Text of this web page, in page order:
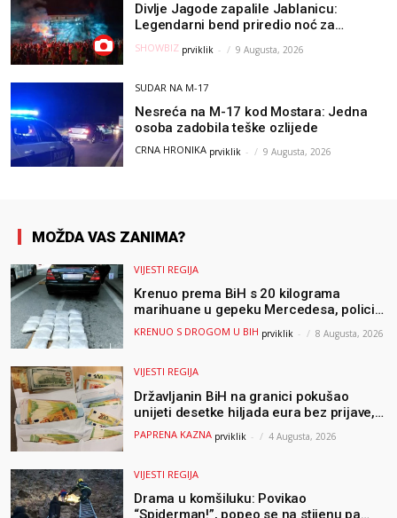
Divlje Jagode zapalile Jablanicu:
Legendarni bend priredio noć za
pamćenje
SHOWBIZ prviklik - 9 Augusta, 2026
SUDAR NA M-17
Nesreća na M-17 kod Mostara: Jedna
osoba zadobila teške ozlijede
CRNA HRONIKA prviklik - 9 Augusta, 2026
MOŽDA VAS ZANIMA?
VIJESTI REGIJA
Krenuo prema BiH s 20 kilograma
marihuane u gepeku Mercedesa, policija
ga uhapsila na granici
KRENUO S DROGOM U BIH prviklik - 8 Augusta, 2026
VIJESTI REGIJA
Državljanin BiH na granici pokušao
unijeti desetke hiljada eura bez prijave,
uslijedila “paprena” kazna
PAPRENA KAZNA prviklik - 4 Augusta, 2026
VIJESTI REGIJA
Drama u komšiluku: Povikao
“Spiderman!”, popeo se na stijenu pa